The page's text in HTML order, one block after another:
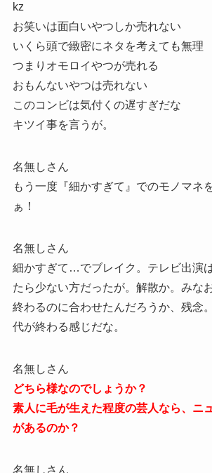
kz
お笑いは面白いやつしか売れない
いくら頭で緻密にネタを考えても無理
つまりオモロイやつが売れる
おもんないやつは売れない
このコンビは気付くの遅すぎだな
キツイ事を言うが。
名無しさん
もう一度『細かすぎて』でのモノマネ
ぁ！
名無しさん
細かすぎて…でブレイク。テレビ出演
たら少ない方だったが。解散か。みな
終わるのに合わせたんだろうか、残念
代が終わる感じだな。
名無しさん
どちら様なのでしょうか？
素人に毛が生えた程度の芸人なら、ニ
があるのか？
名無しさん